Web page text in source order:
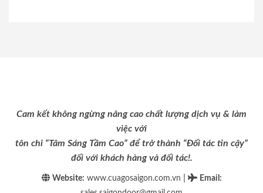
Cam kết không ngừng nâng cao chất lượng dịch vụ & làm
việc với
tôn chỉ “Tâm Sáng Tầm Cao” để trở thành “Đối tác tin cậy”
đối với khách hàng và đối tác!.
Website: www.cuagosaigon.com.vn Email :